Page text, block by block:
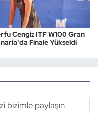
Cengiz ITF W100 Gran
Finale Yükseldi